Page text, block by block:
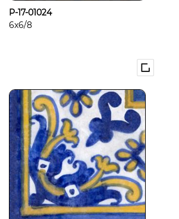
P-17-01024
6x6/8